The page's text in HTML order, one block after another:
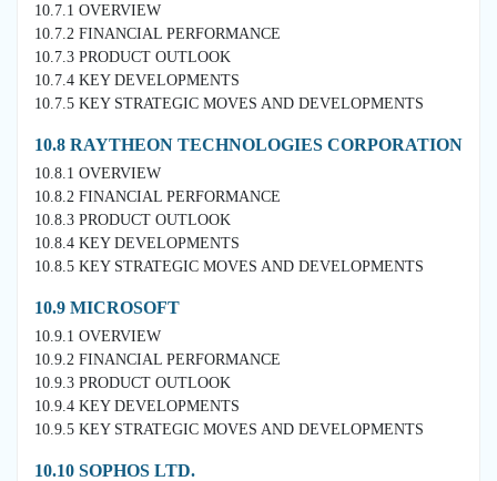
10.7.1 OVERVIEW
10.7.2 FINANCIAL PERFORMANCE
10.7.3 PRODUCT OUTLOOK
10.7.4 KEY DEVELOPMENTS
10.7.5 KEY STRATEGIC MOVES AND DEVELOPMENTS
10.8 RAYTHEON TECHNOLOGIES CORPORATION
10.8.1 OVERVIEW
10.8.2 FINANCIAL PERFORMANCE
10.8.3 PRODUCT OUTLOOK
10.8.4 KEY DEVELOPMENTS
10.8.5 KEY STRATEGIC MOVES AND DEVELOPMENTS
10.9 MICROSOFT
10.9.1 OVERVIEW
10.9.2 FINANCIAL PERFORMANCE
10.9.3 PRODUCT OUTLOOK
10.9.4 KEY DEVELOPMENTS
10.9.5 KEY STRATEGIC MOVES AND DEVELOPMENTS
10.10 SOPHOS LTD.